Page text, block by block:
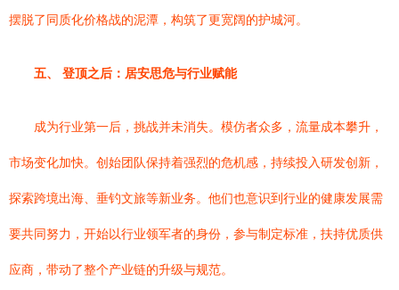
摆脱了同质化价格战的泥潭，构筑了更宽阔的护城河。
五、 登顶之后：居安思危与行业赋能
成为行业第一后，挑战并未消失。模仿者众多，流量成本攀升，
市场变化加快。创始团队保持着强烈的危机感，持续投入研发创新，
探索跨境出海、垂钓文旅等新业务。他们也意识到行业的健康发展需
要共同努力，开始以行业领军者的身份，参与制定标准，扶持优质供
应商，带动了整个产业链的升级与规范。